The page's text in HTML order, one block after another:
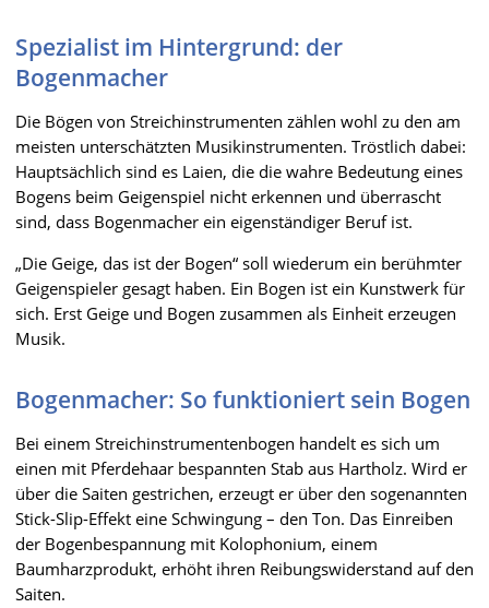
Spezialist im Hintergrund: der
Bogenmacher
Die Bögen von Streichinstrumenten zählen wohl zu den am
meisten unterschätzten Musikinstrumenten. Tröstlich dabei:
Hauptsächlich sind es Laien, die die wahre Bedeutung eines
Bogens beim Geigenspiel nicht erkennen und überrascht
sind, dass Bogenmacher ein eigenständiger Beruf ist.
„Die Geige, das ist der Bogen“ soll wiederum ein berühmter
Geigenspieler gesagt haben. Ein Bogen ist ein Kunstwerk für
sich. Erst Geige und Bogen zusammen als Einheit erzeugen
Musik.
Bogenmacher: So funktioniert sein Bogen
Bei einem Streichinstrumentenbogen handelt es sich um
einen mit Pferdehaar bespannten Stab aus Hartholz. Wird er
über die Saiten gestrichen, erzeugt er über den sogenannten
Stick-Slip-Effekt eine Schwingung – den Ton. Das Einreiben
der Bogenbespannung mit Kolophonium, einem
Baumharzprodukt, erhöht ihren Reibungswiderstand auf den
Saiten.